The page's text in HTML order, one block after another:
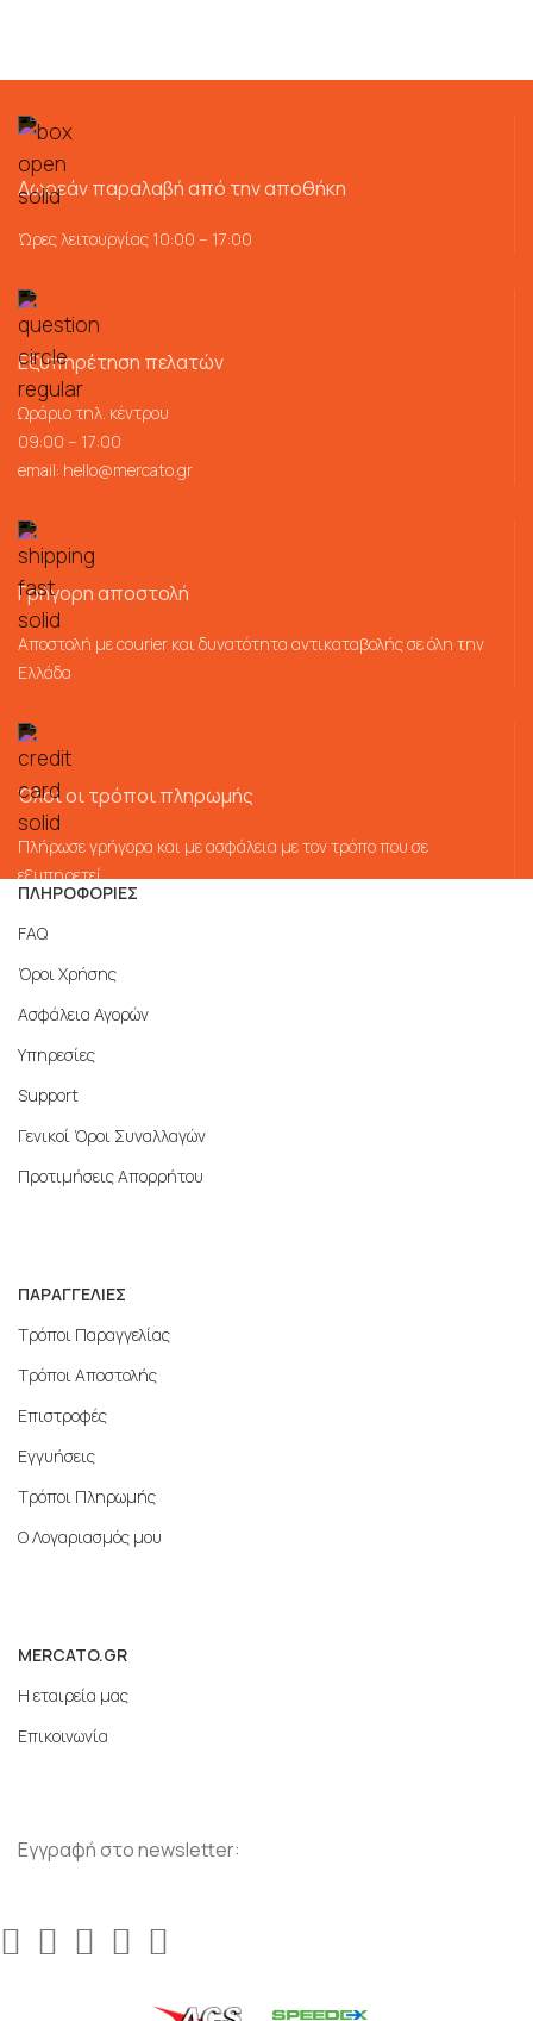
Δωρεάν παραλαβή από την αποθήκη
Ώρες λειτουργίας 10:00 – 17:00
Εξυπηρέτηση πελατών
Ωράριο τηλ. κέντρου
09:00 – 17:00
email: hello@mercato.gr
Γρήγορη αποστολή
Αποστολή με courier και δυνατότητα αντικαταβολής σε όλη την
Ελλάδα
Όλοι οι τρόποι πληρωμής
Πλήρωσε γρήγορα και με ασφάλεια με τον τρόπο που σε
εξυπηρετεί
ΠΛΗΡΟΦΟΡΙΕΣ
FAQ
Όροι Χρήσης
Ασφάλεια Αγορών
Υπηρεσίες
Support
Γενικοί Όροι Συναλλαγών
Προτιμήσεις Απορρήτου
ΠΑΡΑΓΓΕΛΙΕΣ
Τρόποι Παραγγελίας
Τρόποι Αποστολής
Επιστροφές
Εγγυήσεις
Τρόποι Πληρωμής
Ο Λογαριασμός μου
MERCATO.GR
Η εταιρεία μας
Επικοινωνία
Εγγραφή στο newsletter: